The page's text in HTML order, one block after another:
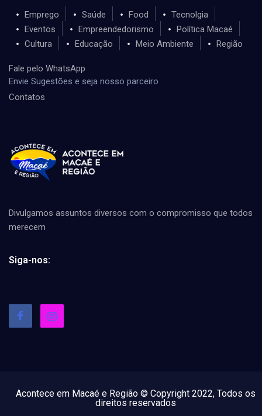
Emprego Saúde Food
Tecnolgia
Eventos
Empreendedorismo
Política Macaé
Cultura
Educação Meio Ambiente Região
Fale pelo WhatsApp
Envie Sugestões e seja nosso parceiro
Contatos
Divulgamos assuntos diversos com o compromisso que todos
merecem
Siga-nos:
Acontece em Macaé e Região © Copyright 2022, Todos os
direitos reservados